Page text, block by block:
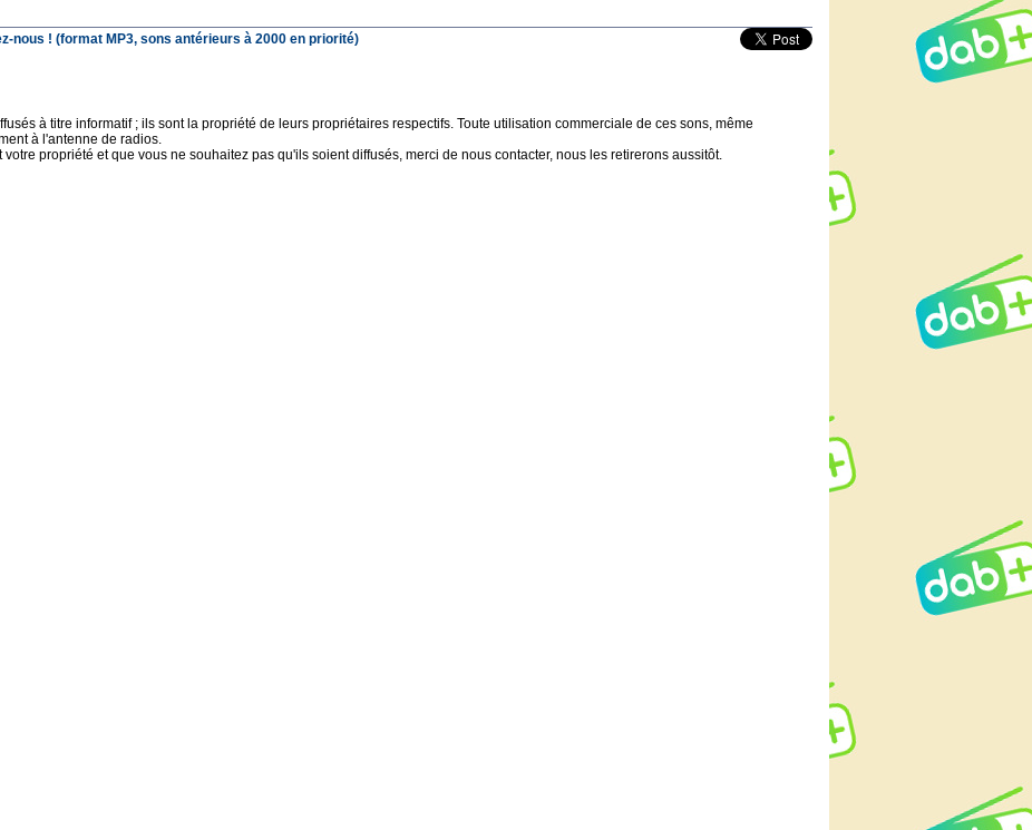
nous ! (format MP3, sons antérieurs à 2000 en priorité)
à titre informatif ; ils sont la propriété de leurs propriétaires respectifs. Toute utilisation commerciale de ces sons, même
à l'antenne de radios.
propriété et que vous ne souhaitez pas qu'ils soient diffusés, merci de nous contacter, nous les retirerons aussitôt.